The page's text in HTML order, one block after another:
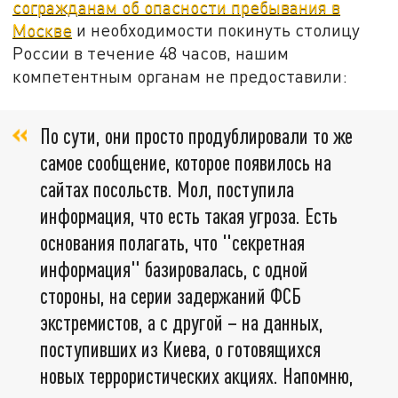
согражданам об опасности пребывания в
Москве и необходимости покинуть столицу
России в течение 48 часов, нашим
компетентным органам не предоставили:
По сути, они просто продублировали то же
самое сообщение, которое появилось на
сайтах посольств. Мол, поступила
информация, что есть такая угроза. Есть
основания полагать, что "секретная
информация" базировалась, с одной
стороны, на серии задержаний ФСБ
экстремистов, а с другой – на данных,
поступивших из Киева, о готовящихся
новых террористических акциях. Напомню,